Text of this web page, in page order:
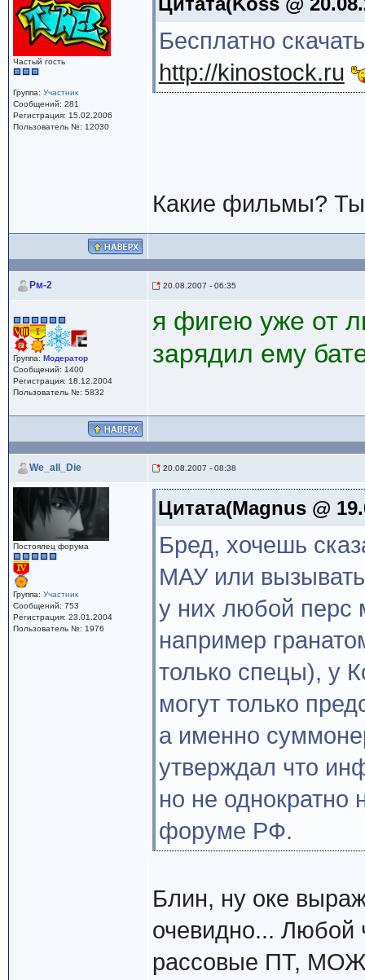
Частый гость
Группа: Участник
Сообщений: 281
Регистрация: 15.02.2006
Пользователь №: 12030
Бесплатно
http://kinostock.ru
Какие фильмы?
Рм-2 20.08.2007 - 06:35
Группа: Модератор
Сообщений: 1400
Регистрация: 18.12.2004
Пользователь №: 5832
я фигею уже от
зарядил ему
We_all_Die 20.08.2007 - 08:38
Постоялец форума
Группа: Участник
Сообщений: 753
Регистрация: 23.01.2004
Пользователь №: 1976
Цитата(Magnus @
Бред, хочешь
МАУ или
у них любой перс
например
только спецы), у
могут только
а именно
утверждал что
но не
форуме РФ.
Блин, ну оке
очевидно...
рассовые ПТ,